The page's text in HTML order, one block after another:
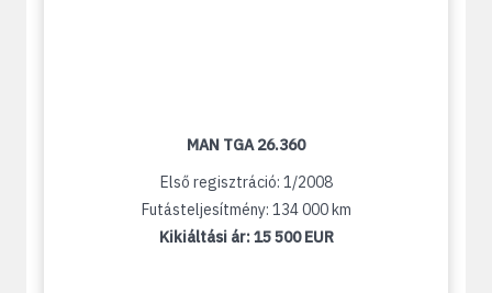
MAN TGA 26.360
Első regisztráció: 1/2008
Futásteljesítmény: 134 000 km
Kikiáltási ár:15 500 EUR